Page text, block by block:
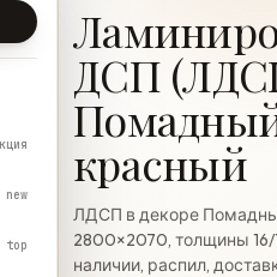
ДСП
красный
ЛДСП в декоре
2800×2070, толщины
наличии, распил,
new
top